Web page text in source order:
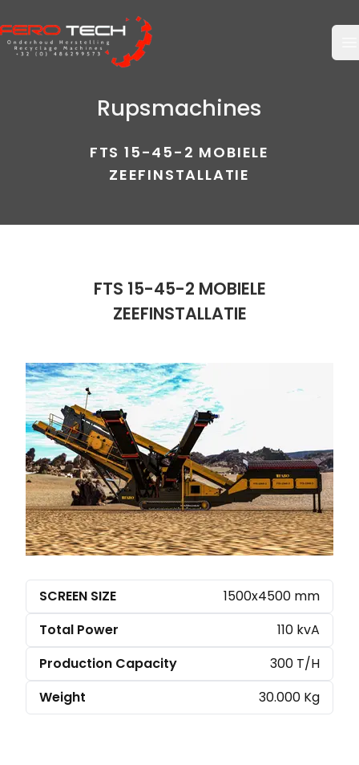
Rupsmachines
FTS 15-45-2 MOBIELE
ZEEFINSTALLATIE
FTS 15-45-2 MOBIELE
ZEEFINSTALLATIE
SCREEN SIZE
1500x4500 mm
Total Power
110 kvA
Production Capacity
300 T/H
Weight
30.000 Kg